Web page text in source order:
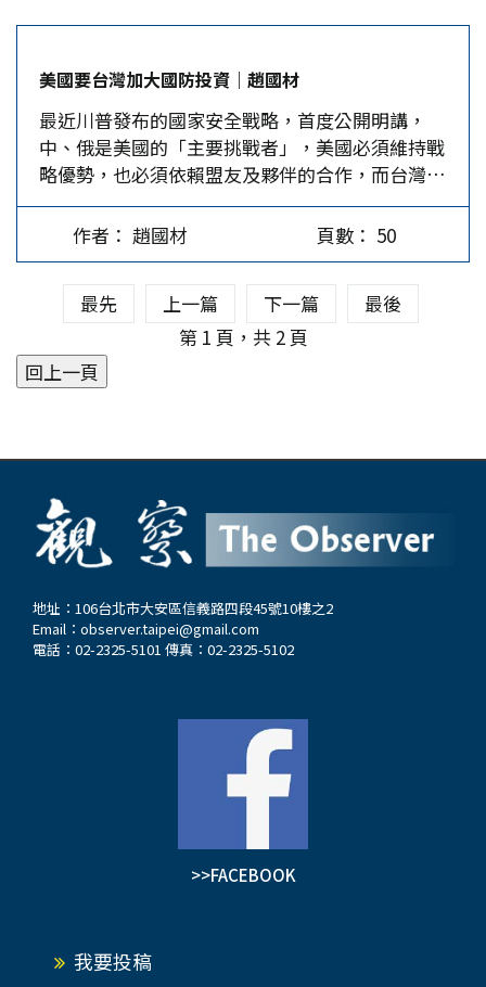
挪出原本綠卡抽籤的部分名額，用來核發簽證給即
將失去因天災獲得臨時保護資格的海地、薩爾瓦
多、宏都拉斯，以及許多非洲國家的外籍人士。此
議遭到川普斷然拒絕，他反問，為何要接受來自海
地及非洲地區「屎坑國家」(shithole countries)
的移民，而不是接受來自像挪威這樣國家的外籍人
士。 川普歧視言論罄竹難書…
美國要台灣加大國防投資｜趙國材
最近川普發布的國家安全戰略，首度公開明講，
中、俄是美國的「主要挑戰者」，美國必須維持戰
略優勢，也必須依賴盟友及夥伴的合作，而台灣可
以扮演的角色，是確保民主體制及經濟安全屹立不
搖，作為區域榜樣。 台灣軍方日前公布一年多
來，大陸軍機已頻繁繞台飛行高達23次，遼寧號航
母繞台2次。為了回應解放軍軍機繞行台灣附近空
域，台灣陸、海、空三軍防空部隊2016年12月及
2017年5月，兩度在全島實施制敵空襲的「聯翔操
演」。不過，國防部稱那些操演屬年度計畫，沒有
任何針對性。 美敦促台灣增加防務開支 大陸軍機
事衝突。美國前國防部副助理部長鄧志強
(Abraham…
作者： 趙國材 頁數： 50
最先 上一篇 下一篇
最後
第 1 頁，共 2 頁
地址：106台北市大安區信義路四段45號10樓之2
Email： observer.taipei@gmail.com
電話：02-2325-5101 傳真：02-2325-5102
>>FACEBOOK
我要投稿